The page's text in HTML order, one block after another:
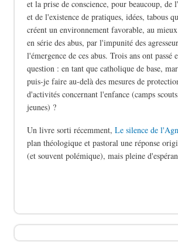
et la prise de conscience, pour beaucoup, de
et de l'existence de pratiques, idées, tabous
créent un environnement favorable, au
en série des abus, par l'impunité des
l'émergence de ces abus. Trois ans ont passé
question : en tant que catholique de base,
puis-je faire au-delà des mesures de
d'activités concernant l'enfance (camps
jeunes) ?
Un livre sorti récemment, Le silence de
plan théologique et pastoral une réponse
(et souvent polémique), mais pleine